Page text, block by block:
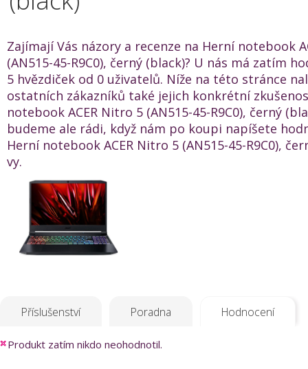
Zajímají Vás názory a recenze na Herní notebook
(AN515-45-R9C0), černý (black)? U nás má zatím
5 hvězdiček od 0 uživatelů. Níže na této stránce
ostatních zákazníků také jejich konkrétní
notebook ACER Nitro 5 (AN515-45-R9C0), černý
budeme ale rádi, když nám po koupi napíšete
Herní notebook ACER Nitro 5 (AN515-45-R9C0),
vy.
Příslušenství Poradna Hodnocení
Produkt zatím nikdo neohodnotil.